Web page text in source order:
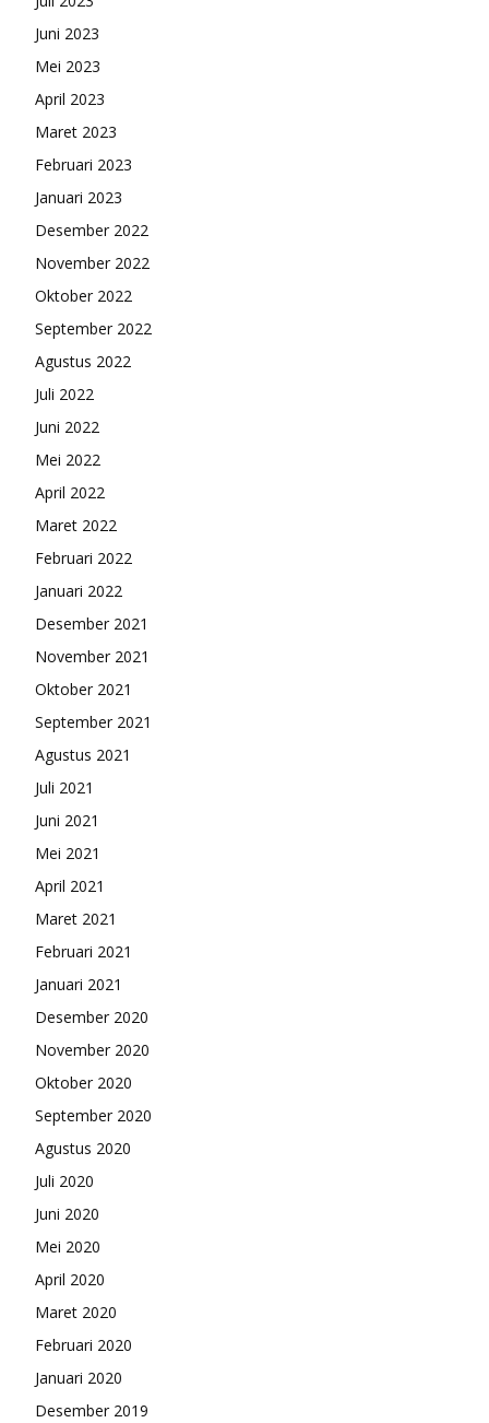
Juni 2023
Mei 2023
April 2023
Maret 2023
Februari 2023
Januari 2023
Desember 2022
November 2022
Oktober 2022
September 2022
Agustus 2022
Juli 2022
Juni 2022
Mei 2022
April 2022
Maret 2022
Februari 2022
Januari 2022
Desember 2021
November 2021
Oktober 2021
September 2021
Agustus 2021
Juli 2021
Juni 2021
Mei 2021
April 2021
Maret 2021
Februari 2021
Januari 2021
Desember 2020
November 2020
Oktober 2020
September 2020
Agustus 2020
Juli 2020
Juni 2020
Mei 2020
April 2020
Maret 2020
Februari 2020
Januari 2020
Desember 2019